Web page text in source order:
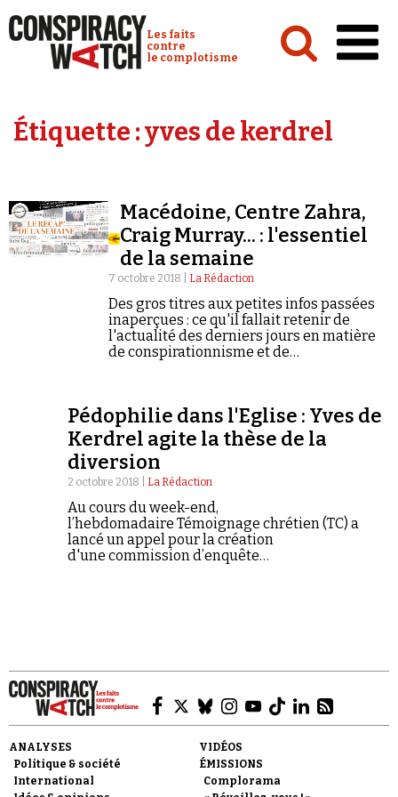
Conspiracy Watch :
Les faits
contre
le complotisme
Analyses
Vidéos
Émissions
Revues de presse
Faire un don
Étiquette :yves de kerdrel
Macédoine, Centre Zahra,
Craig Murray... : l'essentiel
de la semaine
7 octobre 2018 | La Rédaction
Des gros titres aux petites infos passées
inaperçues : ce qu'il fallait retenir de
l'actualité des derniers jours en matière
de conspirationnisme et de
Pédophilie dans l'Eglise : Yves de
Kerdrel agite la thèse de la
diversion
2 octobre 2018 | La Rédaction
Au cours du week-end,
l’hebdomadaire Témoignage chrétien (TC) a
lancé un appel pour la création
d'une commission d’enquête
ANALYSES
Politique & société
International
VIDÉOS
ÉMISSIONS
Complorama